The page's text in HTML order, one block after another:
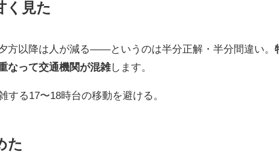
見た
方以降は人が減る——というのは半分正解・半分間違い。
なって交通機関が混雑します。
する17〜18時台の移動を避ける。
た